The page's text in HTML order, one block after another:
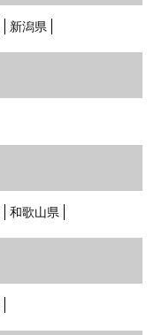
新潟県
和歌山県